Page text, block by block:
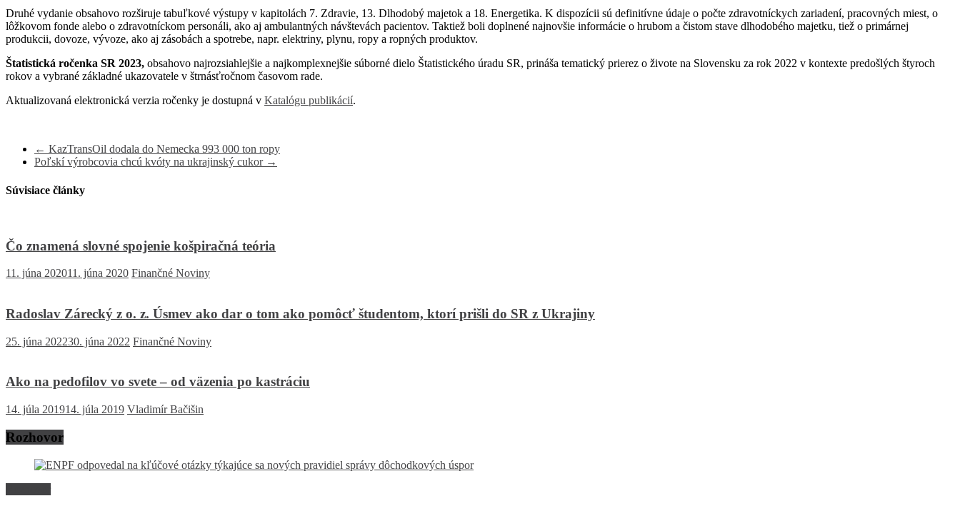
Druhé vydanie obsahovo rozširuje tabuľkové výstupy v kapitolách 7. Zdravie, 13. Dlhodobý majetok a 18. Energetika. K dispozícii sú definitívne údaje o počte zdravotníckych zariadení, pracovných miest, o
lôžkovom fonde alebo o zdravotníckom personáli, ako aj ambulantných návštevách pacientov. Taktiež boli doplnené najnovšie informácie o hrubom a čistom stave dlhodobého majetku, tiež o primárnej
produkcii, dovoze, vývoze, ako aj zásobách a spotrebe, napr. elektriny, plynu, ropy a ropných produktov.
Štatistická ročenka SR 2023, obsahovo najrozsiahlejšie a najkomplexnejšie súborné dielo Štatistického úradu SR, prináša tematický prierez o živote na Slovensku za rok 2022 v kontexte predošlých štyroch
rokov a vybrané základné ukazovatele v štrnásťročnom časovom rade.
Aktualizovaná elektronická verzia ročenky je dostupná v Katalógu publikácií.
← KazTransOil dodala do Nemecka 993 000 ton ropy
Poľskí výrobcovia chcú kvóty na ukrajinský cukor →
Súvisiace články
Čo znamená slovné spojenie košpiračná teória
11. júna 202011. júna 2020 Finančné Noviny
Radoslav Zárecký z o. z. Úsmev ako dar o tom ako pomôcť študentom, ktorí prišli do SR z Ukrajiny
25. júna 202230. júna 2022 Finančné Noviny
Ako na pedofilov vo svete – od väzenia po kastráciu
14. júla 201914. júla 2019 Vladimír Bačišin
Rozhovor